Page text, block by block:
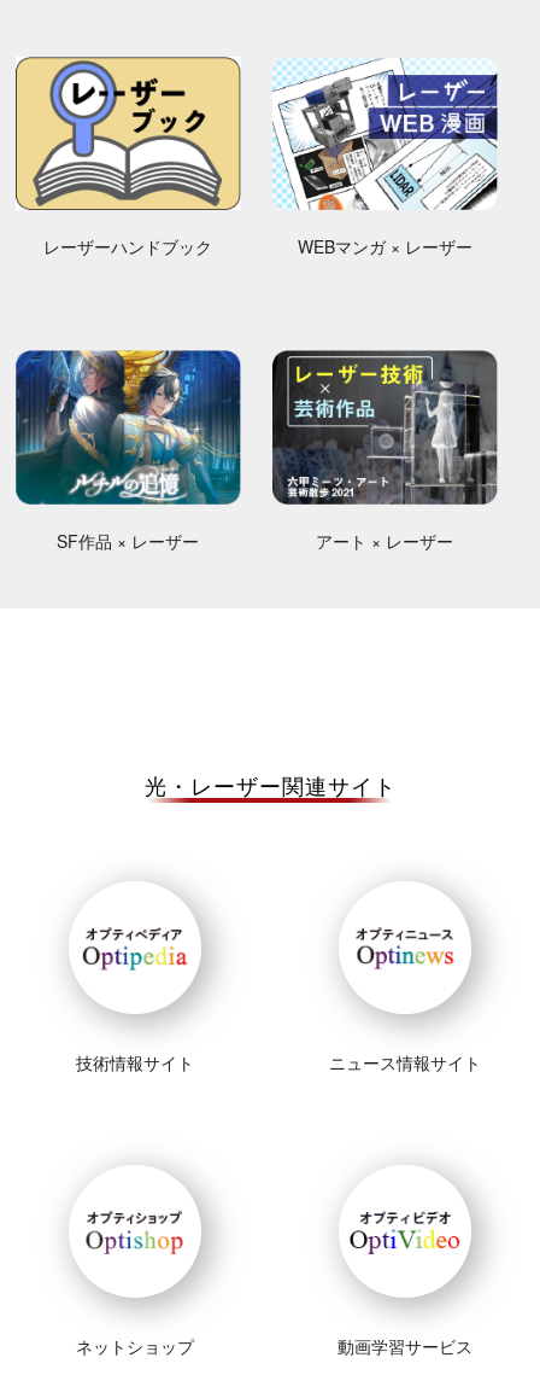
レーザーハンドブック WEBマンガ × レーザー
SF作品 × レーザー アート × レーザー
光・レーザー関連サイト
技術情報サイト ニュース情報サイト
ネットショップ 動画学習サービス